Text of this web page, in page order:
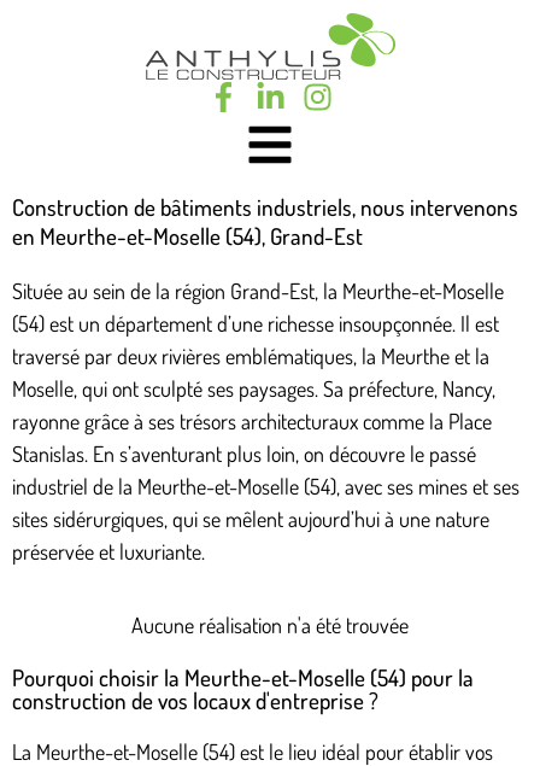
Construction de bâtiments industriels, nous intervenons
en Meurthe-et-Moselle (54), Grand-Est
Située au sein de la région Grand-Est, la Meurthe-et-Moselle
(54) est un département d’une richesse insoupçonnée. Il est
traversé par deux rivières emblématiques, la Meurthe et la
Moselle, qui ont sculpté ses paysages. Sa préfecture, Nancy,
rayonne grâce à ses trésors architecturaux comme la Place
Stanislas. En s’aventurant plus loin, on découvre le passé
industriel de la Meurthe-et-Moselle (54), avec ses mines et ses
sites sidérurgiques, qui se mêlent aujourd’hui à une nature
préservée et luxuriante.
Aucune réalisation n'a été trouvée
Pourquoi choisir la Meurthe-et-Moselle (54) pour la
construction de vos locaux d'entreprise ?
La Meurthe-et-Moselle (54) est le lieu idéal pour établir vos